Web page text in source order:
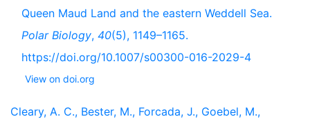
Queen Maud Land and the eastern Weddell Sea.
Polar Biology, 40(5), 1149–1165.
https://doi.org/10.1007/s00300-016-2029-4
View on doi.org
Cleary, A. C., Bester, M., Forcada, J., Goebel, M.,